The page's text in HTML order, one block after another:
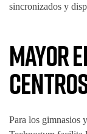
sincronizados y
Mayor
Para los gimnasios